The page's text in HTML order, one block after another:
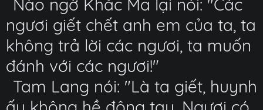
Nào ngờ Khắc Ma lại nói: "Các
ngươi giết chết anh em của ta, ta
không trả lời các ngươi, ta muốn
đánh với các ngươi!"
Tam Lang nói: "Là ta giết, huynh